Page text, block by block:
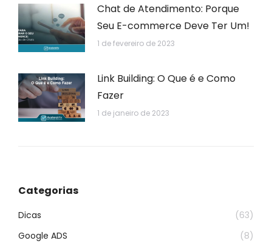
Chat de Atendimento: Porque
Seu E-commerce Deve Ter Um!
1 de fevereiro de 2023
Link Building: O Que é e Como
Fazer
1 de janeiro de 2023
Categorias
Dicas
(63)
Google ADS
(8)